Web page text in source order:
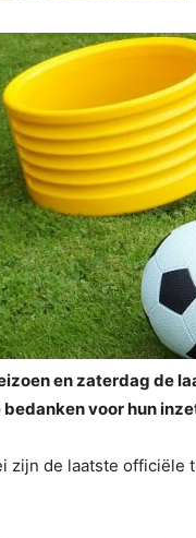
en zaterdag de
voor hun
zijn de laatste officiële